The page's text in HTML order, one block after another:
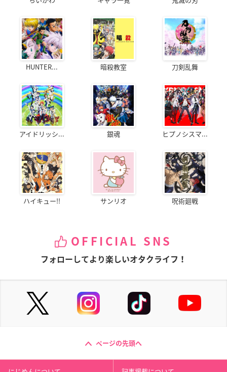
HUNTER... 暗殺教室 刀剣乱舞
アイドリッシ... 銀魂 ヒプノシスマ...
ハイキュー!! サンリオ 呪術廻戦
OFFICIAL SNS
フォローしてより楽しいオタクライフ！
ページの先頭へ